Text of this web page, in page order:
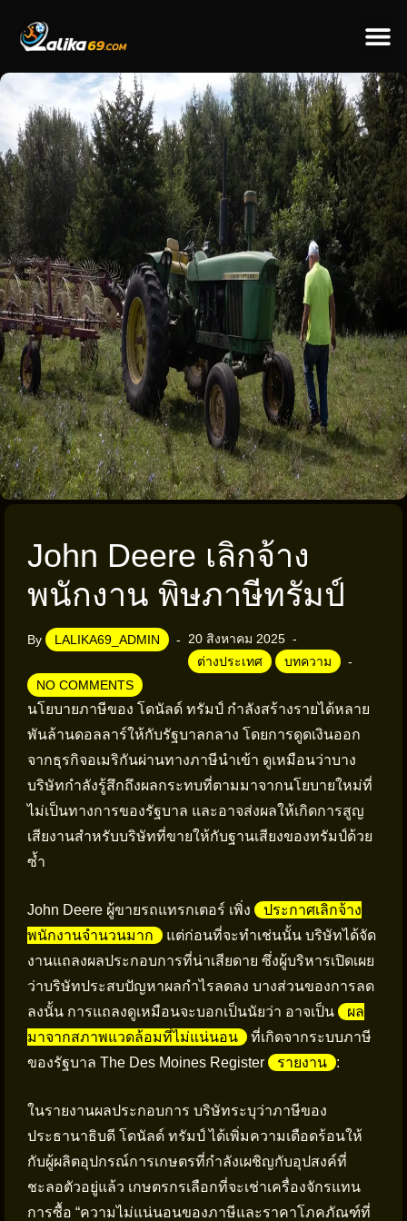
John Deere เลิกจ้าง
พนักงาน พิษภาษีทรัมป์
By LALIKA69_ADMIN
20 สิงหาคม 2025
ต่างประเทศ
บทความ
NO COMMENTS
นโยบายภาษีของ โดนัลด์ ทรัมป์ กำลังสร้างรายได้หลาย
พันล้านดอลลาร์ให้กับรัฐบาลกลาง โดยการดูดเงินออก
จากธุรกิจอเมริกันผ่านทางภาษีนำเข้า ดูเหมือนว่าบาง
บริษัทกำลังรู้สึกถึงผลกระทบที่ตามมาจากนโยบายใหม่ที่
ไม่เป็นทางการของรัฐบาล และอาจส่งผลให้เกิดการสูญ
เสียงานสำหรับบริษัทที่ขายให้กับฐานเสียงของทรัมป์ด้วย
ซ้ำ
John Deere ผู้ขายรถแทรกเตอร์ เพิ่ง
ประกาศเลิกจ้าง
พนักงานจำนวนมาก
แต่ก่อนที่จะทำเช่นนั้น บริษัทได้จัด
งานแถลงผลประกอบการที่น่าเสียดาย ซึ่งผู้บริหารเปิดเผย
ว่าบริษัทประสบปัญหาผลกำไรลดลง บางส่วนของการลด
ลงนั้น การแถลงดูเหมือนจะบอกเป็นนัยว่า อาจเป็น
ผล
มาจากสภาพแวดล้อมที่ไม่แน่นอน
ที่เกิดจากระบบภาษี
ของรัฐบาล The Des Moines Register
รายงาน :
ในรายงานผลประกอบการ บริษัทระบุว่าภาษีของ
ประธานาธิบดี โดนัลด์ ทรัมป์ ได้เพิ่มความเดือดร้อนให้
กับผู้ผลิตอุปกรณ์การเกษตรที่กำลังเผชิญกับอุปสงค์ที่
ชะลอตัวอยู่แล้ว เกษตรกรเลือกที่จะเช่าเครื่องจักรแทน
การซื้อ “ความไม่แน่นอนของภาษีและราคาโภคภัณฑ์ที่